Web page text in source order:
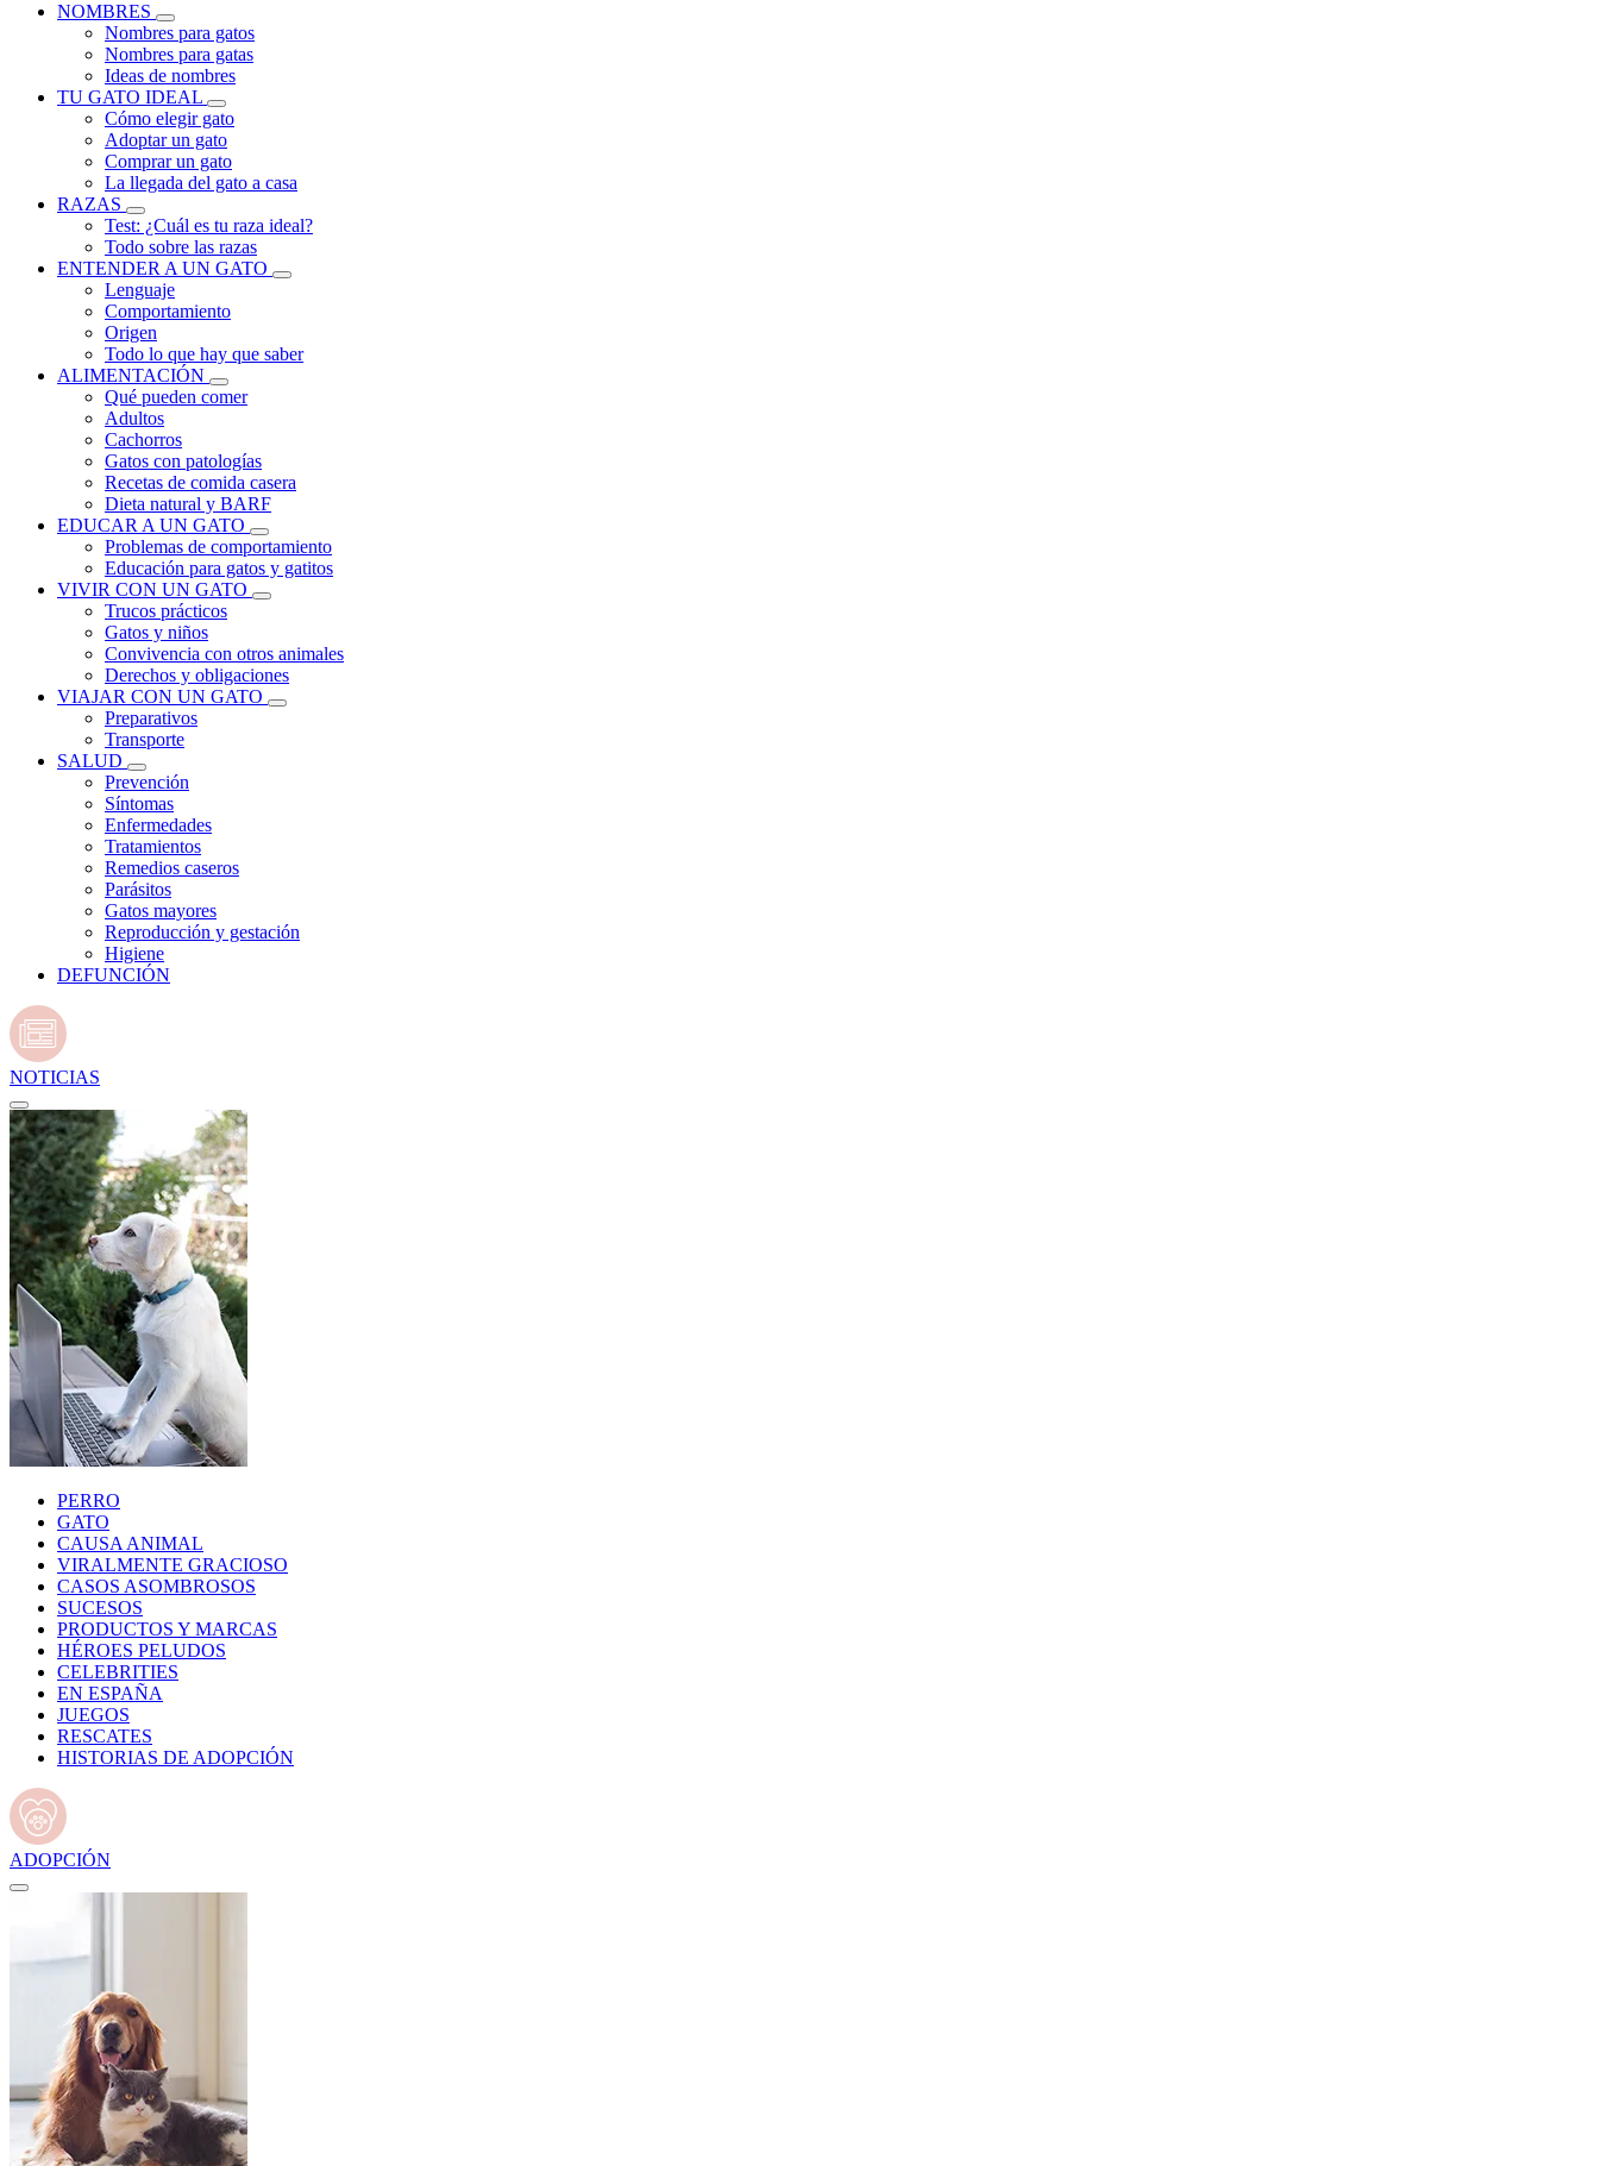
NOMBRES
Nombres para gatos
Nombres para gatas
Ideas de nombres
TU GATO IDEAL
Cómo elegir gato
Adoptar un gato
Comprar un gato
La llegada del gato a casa
RAZAS
Test: ¿Cuál es tu raza ideal?
Todo sobre las razas
ENTENDER A UN GATO
Lenguaje
Comportamiento
Origen
Todo lo que hay que saber
ALIMENTACIÓN
Qué pueden comer
Adultos
Cachorros
Gatos con patologías
Recetas de comida casera
Dieta natural y BARF
EDUCAR A UN GATO
Problemas de comportamiento
Educación para gatos y gatitos
VIVIR CON UN GATO
Trucos prácticos
Gatos y niños
Convivencia con otros animales
Derechos y obligaciones
VIAJAR CON UN GATO
Preparativos
Transporte
SALUD
Prevención
Síntomas
Enfermedades
Tratamientos
Remedios caseros
Parásitos
Gatos mayores
Reproducción y gestación
Higiene
DEFUNCIÓN
NOTICIAS
PERRO
GATO
CAUSA ANIMAL
VIRALMENTE GRACIOSO
CASOS ASOMBROSOS
SUCESOS
PRODUCTOS Y MARCAS
HÉROES PELUDOS
CELEBRITIES
EN ESPAÑA
JUEGOS
RESCATES
HISTORIAS DE ADOPCIÓN
ADOPCIÓN